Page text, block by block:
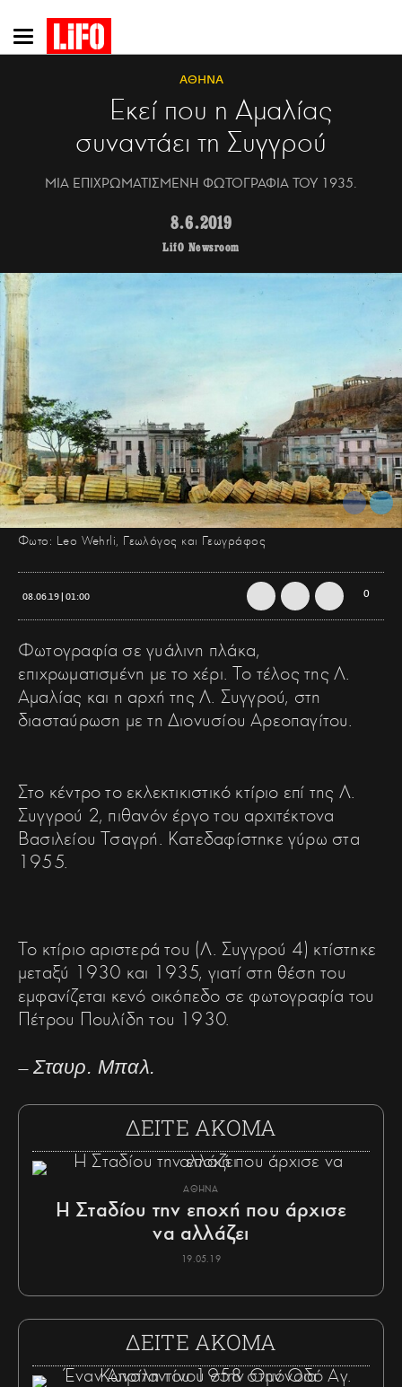
Παράκαμψη
προς
ΑΘΗΝΑ
Εκεί που η Αμαλίας
συναντάει τη Συγγρού
MΙΑ ΕΠΙΧΡΩΜΑΤΙΣΜΕΝΗ ΦΩΤΟΓΡΑΦΙΑ ΤΟΥ 1935.
8.6.2019
LifO Newsroom
Φωτο: Leo Wehrli, Γεωλόγος και Γεωγράφος
08.06.19 | 01:00 0
Φωτογραφία σε γυάλινη πλάκα,
επιχρωματισμένη με το χέρι. Το τέλος της Λ.
Αμαλίας και η αρχή της Λ. Συγγρού, στη
διασταύρωση με τη Διονυσίου Αρεοπαγίτου.
Στο κέντρο το εκλεκτικιστικό κτίριο επί της Λ.
Συγγρού 2, πιθανόν έργο του αρχιτέκτονα
Βασιλείου Τσαγρή. Κατεδαφίστηκε γύρω στα
1955.
Το κτίριο αριστερά του (Λ. Συγγρού 4) κτίστηκε
μεταξύ 1930 και 1935, γιατί στη θέση του
εμφανίζεται κενό οικόπεδο σε φωτογραφία του
Πέτρου Πουλίδη του 1930.
—Σταυρ. Μπαλ.
ΔΕΙΤΕ ΑΚΟΜΑ
ΑΘΗΝΑ
Η Σταδίου την εποχή που άρχισε
να αλλάζει
19.05.19
ΔΕΙΤΕ ΑΚΟΜΑ